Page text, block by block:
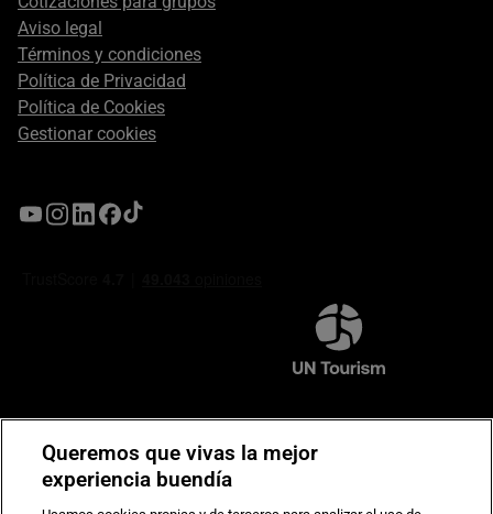
Aviso legal
Términos y condiciones
Política de Privacidad
Política de Cookies
Gestionar cookies
Compromiso de seguridad en pagos electrónicos
Queremos que vivas la mejor
experiencia buendía